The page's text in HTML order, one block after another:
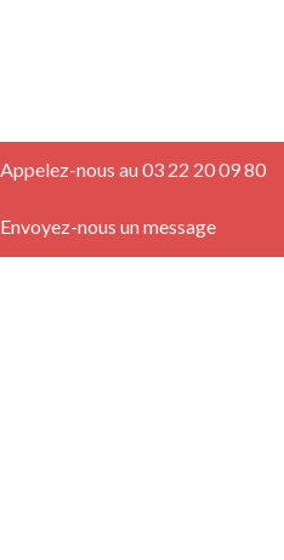
Appelez-nous au 03 22 20 09 80
Envoyez-nous un message